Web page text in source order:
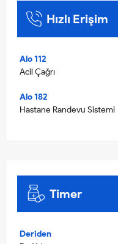
Hızlı Erişim
Alo 112
Acil Çağrı
Alo 182
Hastane Randevu Sistemi
Timer
Deriden